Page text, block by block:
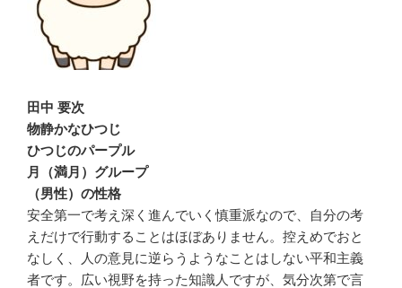
田中 要次
物静かなひつじ
ひつじのパープル
月（満月）グループ
（男性）の性格
安全第一で考え深く進んでいく慎重派なので、自分の考
えだけで行動することはほぼありません。控えめでおと
なしく、人の意見に逆らうようなことはしない平和主義
者です。広い視野を持った知識人ですが、気分次第で言